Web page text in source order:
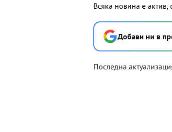
Всяка новина е
Добави ни в
Последна